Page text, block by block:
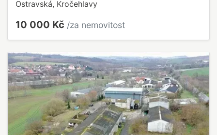
Ostravská, Kročehlavy
10 000 Kč /za nemovitost